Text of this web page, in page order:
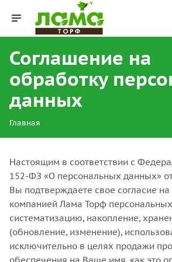
Соглашение на
обработку
данных
Главная
Настоящим в соответствии с
152-ФЗ «О персональных данных» от
Вы подтверждаете свое согласие на
компанией Лама Торф
систематизацию, накопление,
(обновление, изменение),
исключительно в целях продажи